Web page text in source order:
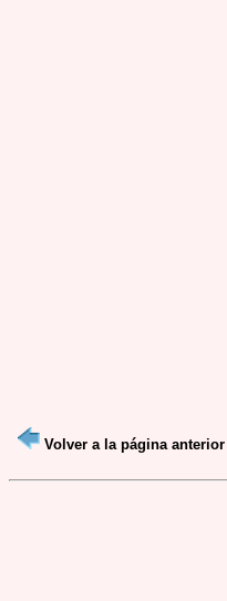
Volver a la página anterior